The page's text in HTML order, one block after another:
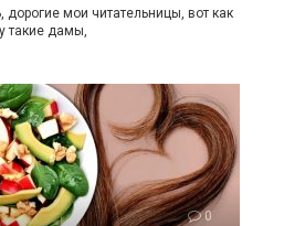
дорогие мои читательницы, вот как
такие дамы,
0